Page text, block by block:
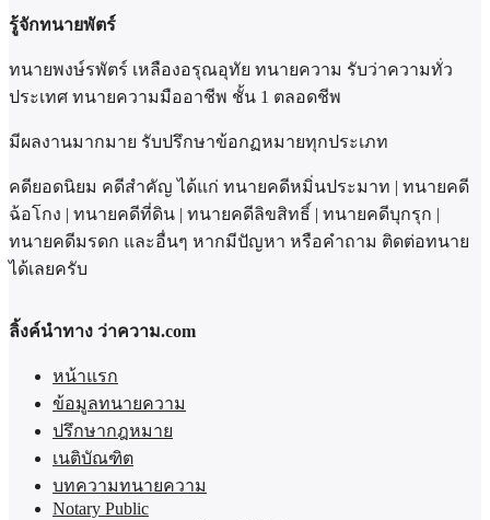
รู้จักทนายพัตร์
ทนายพงษ์รพัตร์ เหลืองอรุณอุทัย ทนายความ รับว่าความทั่ว
ประเทศ ทนายความมืออาชีพ ชั้น 1 ตลอดชีพ
มีผลงานมากมาย รับปรึกษาข้อกฏหมายทุกประเภท
คดียอดนิยม คดีสำคัญ ได้แก่ ทนายคดีหมิ่นประมาท | ทนายคดี
ฉ้อโกง | ทนายคดีที่ดิน | ทนายคดีลิขสิทธิ์ | ทนายคดีบุกรุก |
ทนายคดีมรดก และอื่นๆ หากมีปัญหา หรือคำถาม ติดต่อทนาย
ได้เลยครับ
ลิ้งค์นำทาง ว่าความ.com
หน้าแรก
ข้อมูลทนายความ
ปรึกษากฎหมาย
เนติบัณฑิต
บทความทนายความ
Notary Public